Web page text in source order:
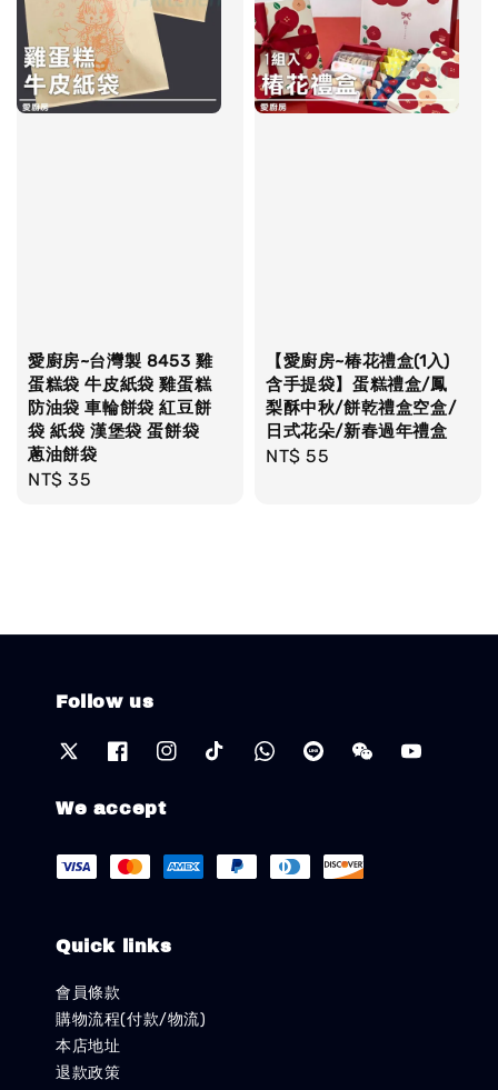
愛廚房~台灣製 8453 雞
蛋糕袋 牛皮紙袋 雞蛋糕
防油袋 車輪餅袋 紅豆餅
袋 紙袋 漢堡袋 蛋餅袋
蔥油餅袋
Regular
NT$ 35
【愛廚房~椿花禮盒(1入)
含手提袋】蛋糕禮盒/鳳
梨酥中秋/餅乾禮盒空盒/
日式花朵/新春過年禮盒
Regular
NT$ 55
Follow us
We accept
Quick links
會員條款
購物流程(付款/物流)
本店地址
退款政策